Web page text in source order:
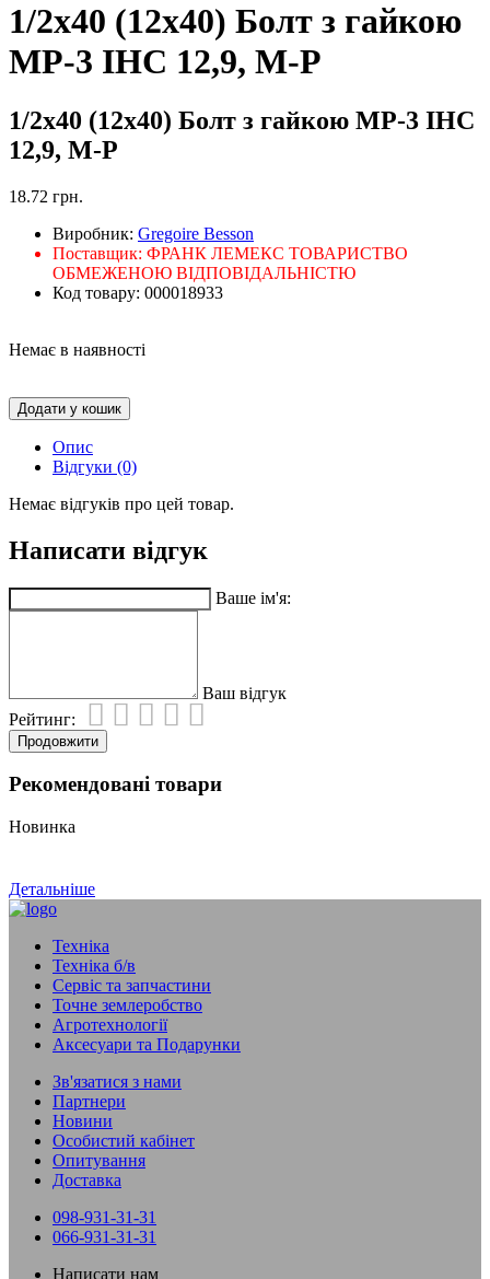
1/2х40 (12х40) Болт з гайкою
МР-3 ІНС 12,9, М-Р
1/2х40 (12х40) Болт з гайкою МР-3 ІНС
12,9, М-Р
18.72 грн.
Виробник: Gregoire Besson
Поставщик: ФРАНК ЛЕМЕКС ТОВАРИСТВО
ОБМЕЖЕНОЮ ВІДПОВІДАЛЬНІСТЮ
Код товару: 000018933
Немає в наявності
Додати у кошик
Опис
Відгуки (0)
Немає відгуків про цей товар.
Написати відгук
Ваше ім'я:
Ваш відгук
Рейтинг:
Продовжити
Рекомендовані товари
Новинка
Детальніше
Техніка
Техніка б/в
Сервіс та запчастини
Точне землеробство
Агротехнології
Аксесуари та Подарунки
Зв'язатися з нами
Партнери
Новини
Особистий кабінет
Опитування
Доставка
098-931-31-31
066-931-31-31
Написати нам